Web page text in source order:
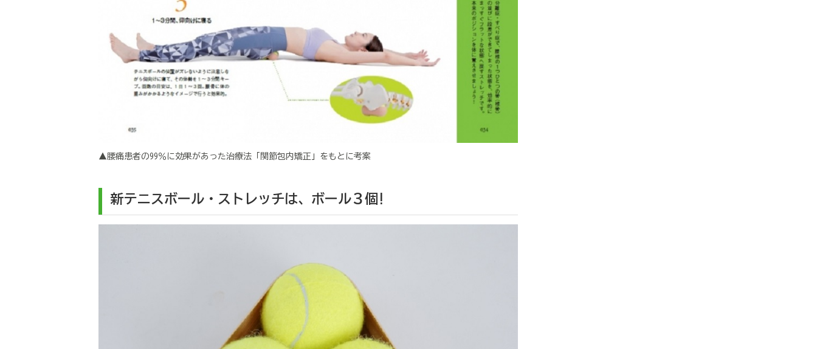
▲腰痛患者の99％に効果があった治療法「関節包内矯正」をもとに考案
新テニスボール・ストレッチは、ボール３個!